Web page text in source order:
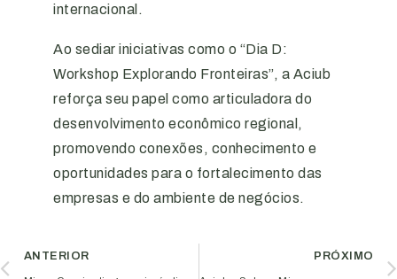
internacional.
Ao sediar iniciativas como o “Dia D:
Workshop Explorando Fronteiras”, a Aciub
reforça seu papel como articuladora do
desenvolvimento econômico regional,
promovendo conexões, conhecimento e
oportunidades para o fortalecimento das
empresas e do ambiente de negócios.
ANTERIOR PRÓXIMO